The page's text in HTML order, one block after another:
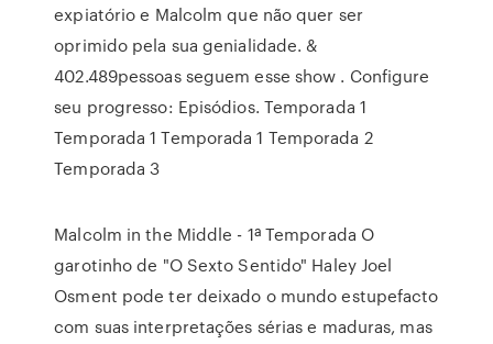
expiatório e Malcolm que não quer ser
oprimido pela sua genialidade. &
402.489pessoas seguem esse show . Configure
seu progresso: Episódios. Temporada 1
Temporada 1 Temporada 1 Temporada 2
Temporada 3
Malcolm in the Middle - 1ª Temporada O
garotinho de "O Sexto Sentido" Haley Joel
Osment pode ter deixado o mundo estupefacto
com suas interpretações sérias e maduras, mas